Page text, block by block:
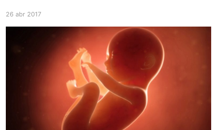
26 abr 2017